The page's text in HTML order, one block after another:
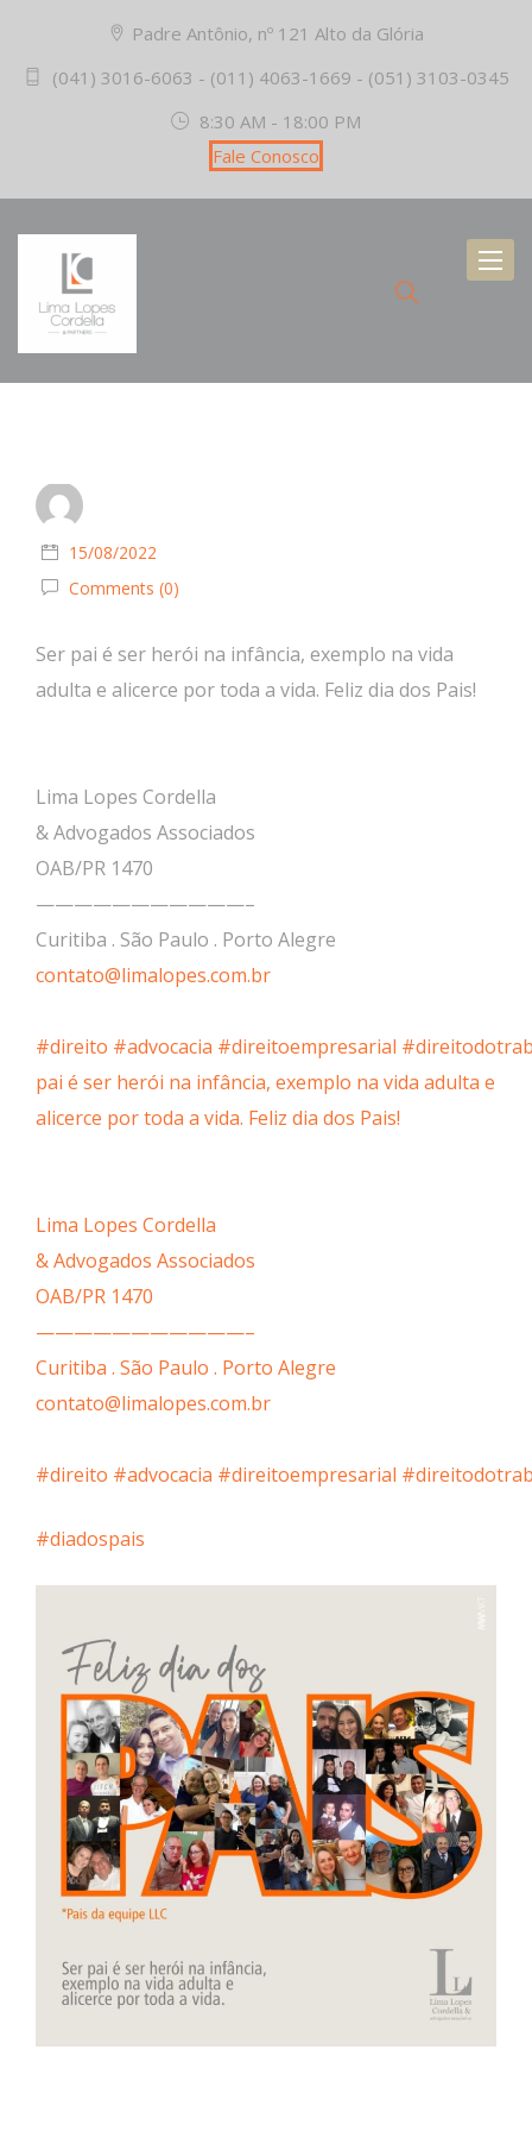
Padre Antônio, nº 121 Alto da Glória
(041) 3016-6063 - (011) 4063-1669 - (051) 3103-0345
8:30 AM - 18:00 PM
Fale Conosco
15/08/2022
Comments (0)
Ser pai é ser herói na infância, exemplo na vida
adulta e alicerce por toda a vida. Feliz dia dos Pais!
Lima Lopes Cordella
& Advogados Associados
OAB/PR 1470
———————————–
Curitiba . São Paulo . Porto Alegre
contato@limalopes.com.br
#direito #advocacia #direitoempresarial
pai é ser herói na infância, exemplo na vida adulta e
alicerce por toda a vida. Feliz dia dos Pais!
Lima Lopes Cordella
& Advogados Associados
OAB/PR 1470
———————————–
Curitiba . São Paulo . Porto Alegre
contato@limalopes.com.br
#direito #advocacia #direitoempresarial
#diadospais